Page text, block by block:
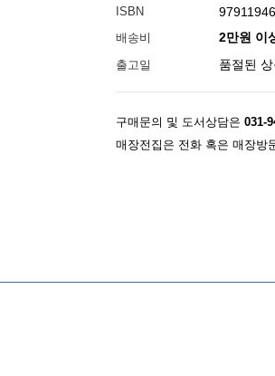
ISBN
배송비 2만원 이
출고일 품절된
구매문의 및 도서상담은 031-
매장전집은 전화 혹은 매장방